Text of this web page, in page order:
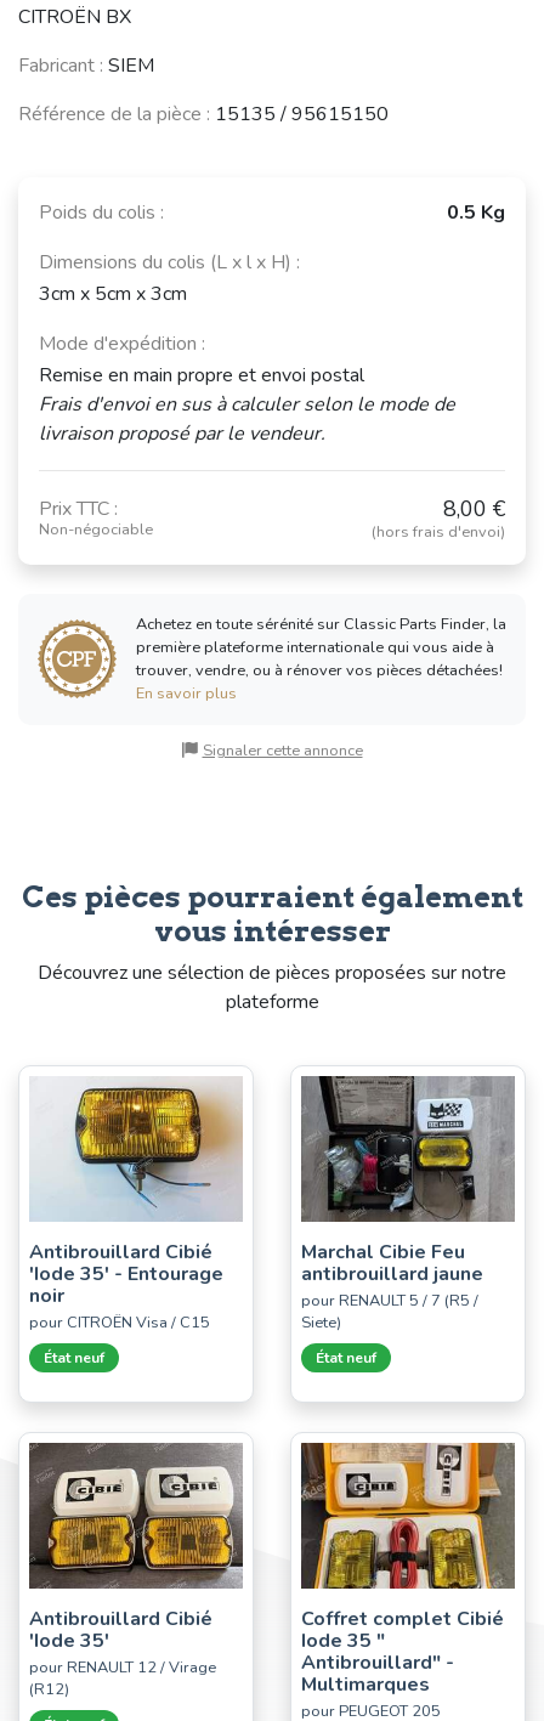
CITROËN BX
Fabricant : SIEM
Référence de la pièce : 15135 / 95615150
Poids du colis :
0.5 Kg
Dimensions du colis (L x l x H) :
3cm x 5cm x 3cm
Mode d'expédition :
Remise en main propre et envoi postal
Frais d'envoi en sus à calculer selon le mode de
livraison proposé par le vendeur.
Prix TTC :
Non-négociable
8,00 €
(hors frais d'envoi)
Achetez en toute sérénité sur Classic Parts Finder, la
première plateforme internationale qui vous aide à
trouver, vendre, ou à rénover vos pièces détachées!
En savoir plus
Signaler cette annonce
Ces pièces pourraient également
vous intéresser
Découvrez une sélection de pièces proposées sur notre
plateforme
Antibrouillard Cibié
'Iode 35' - Entourage
noir
pour CITROËN Visa / C15
État neuf
Marchal Cibie Feu
antibrouillard jaune
pour RENAULT 5 / 7 (R5 /
Siete)
État neuf
Antibrouillard Cibié
'Iode 35'
pour RENAULT 12 / Virage
(R12)
Coffret complet Cibié
Iode 35 "
Antibrouillard" -
Multimarques
pour PEUGEOT 205